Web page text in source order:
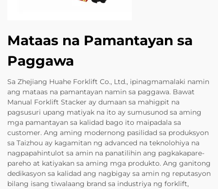
Mataas na Pamantayan sa
Paggawa
Sa Zhejiang Huahe Forklift Co., Ltd., ipinagmamalaki namin
ang mataas na pamantayan namin sa paggawa. Bawat
Manual Forklift Stacker ay dumaan sa mahigpit na
pagsusuri upang matiyak na ito ay sumusunod sa aming
mga pamantayan sa kalidad bago ito maipadala sa
customer. Ang aming modernong pasilidad sa produksyon
sa Taizhou ay kagamitan ng advanced na teknolohiya na
nagpapahintulot sa amin na panatilihin ang pagkakapare-
pareho at katiyakan sa aming mga produkto. Ang ganitong
dedikasyon sa kalidad ang nagbigay sa amin ng reputasyon
bilang isang tiwalaang brand sa industriya ng forklift,